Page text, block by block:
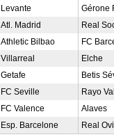
Levante
Gérone
Atl. Madrid
Real
Athletic Bilbao
FC
Villarreal
Elche
Getafe
Betis
FC Seville
Rayo
FC Valence
Alaves
Esp. Barcelone
Real